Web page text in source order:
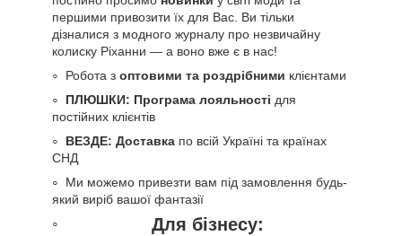
першими привозити їх для Вас. Ви тільки
дізналися з модного журналу про незвичайну
колиску Ріханни — а воно вже є в нас!
Робота з оптовими та роздрібними клієнтами
ПЛЮШКИ: Програма лояльності для
постійних клієнтів
ВЕЗДЕ: Доставка по всій Україні та країнах
СНД
Ми можемо привезти вам під замовлення будь-
який виріб вашої фантазії
Для бізнесу: